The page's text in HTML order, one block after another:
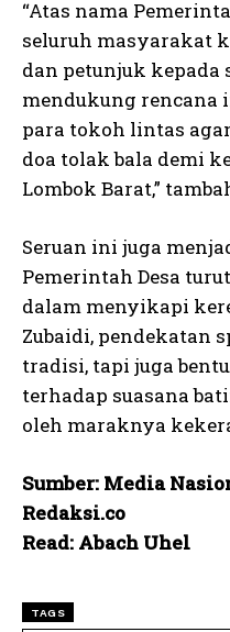
“Atas nama
seluruh masyarakat
dan petunjuk kepada
mendukung
para tokoh lintas
doa tolak bala demi
Lombok Barat,”
Seruan ini juga
Pemerintah Desa
dalam menyikapi
Zubaidi, pendekatan
tradisi, tapi juga
terhadap suasana
oleh maraknya
Sumber: Media
Redaksi.co
Read: Abach Uhel
TAGS